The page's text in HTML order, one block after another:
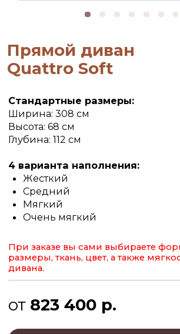
Глубина: 112 см
4 варианта наполнения:
Мягкий
Очень мягкий
Оставить заявку
При заказе вы сами выбираете форму, все
размеры, ткань, цвет, а также мягкость вашего
от823 400 р.
Рассчитать стоимость дивана